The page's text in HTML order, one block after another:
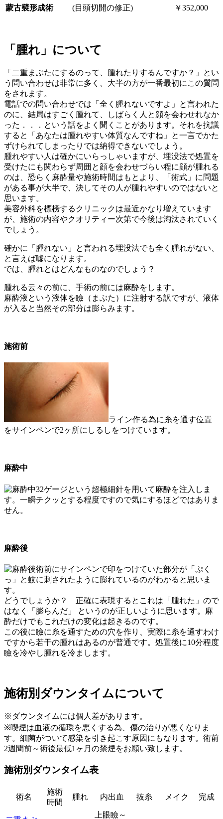
蒙古襞形成術 (目頭切開の修正) ￥352,000
「腫れ」について
「二重まぶたにするのって、腫れたりするんですか？」とい
う問い合わせは非常に多く、大半の方が一番最初にこの質問
をされます。
電話での問い合わせでは「全く腫れないですよ」と言われた
のに、結局はすごく腫れて、しばらく人と顔を会わせれなか
った．．．という話をよく聞くことがあります。それを抗議
すると「あなたは腫れやすい体質なんですね」と一言でかた
ずけられてしまったりでは納得できないでしょう。
腫れやすい人は確かにいらっしゃいますが、埋没法で処置を
受けたにも関わらず周囲と顔を会わせづらい程に顔が腫れる
のは、恐らく麻酔量や施術時間はもとより、「術式」に問題
がある事が大半で、決してその人が腫れやすいのではないと
思います。
美容外科を標榜するクリニックは最近かなり増えています
が、施術の内容やクオリティー次第で今後は淘汰されていく
でしょう。
確かに「腫れない」と言われる埋没法でも全く腫れがない、
と言えば嘘になります。
では、腫れとはどんなものなのでしょう？
腫れる云々の前に、手術の前には麻酔をします。
麻酔液という液体を瞼（まぶた）に注射する訳ですが、液体
が入ると当然その部分は膨らみます。
施術前
ライン作る為に糸を通す位置
をサインペンで2ヶ所にしるしをつけています。
麻酔中
32ゲージという超極細針を用いて麻酔を注入しま
す。一瞬チクッとする程度ですので気にするほどではありま
せん。
麻酔後
術前にサインペンで印をつけていた部分が「ぷく
っ」と蚊に刺されたように膨れているのがわかると思いま
す。
どうでしょうか？ 正確に表現するとこれは「腫れた」ので
はなく「膨らんだ」 というのが正しいように思います。麻
酔だけでもこれだけの変化は起きるのです。
この後に瞼に糸を通すための穴を作り、実際に糸を通すわけ
ですから若干の腫れはあるのが普通です。処置後に10分程度
瞼を冷やし腫れを冷まします。
施術別ダウンタイムについて
※ダウンタイムには個人差があります。
※喫煙は血液の循環を悪くする為、傷の治りが悪くなりま
す。細菌がついて感染を引き起こす原因にもなります。術前
2週間前～術後最低1ヶ月の禁煙をお願い致します。
施術別ダウンタイム表
術名
施術
時間
腫れ 内出血 抜糸 メイク 完成
上眼瞼～